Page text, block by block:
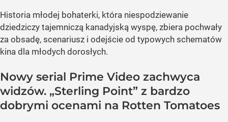
Historia młodej bohaterki, która niespodziewanie
dziedziczy tajemniczą kanadyjską wyspę, zbiera pochwały
za obsadę, scenariusz i odejście od typowych schematów
kina dla młodych dorosłych.
Nowy serial Prime Video zachwyca
widzów. „Sterling Point” z bardzo
dobrymi ocenami na Rotten Tomatoes